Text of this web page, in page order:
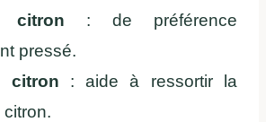
: de préférence
pressé.
citron : aide à ressortir la